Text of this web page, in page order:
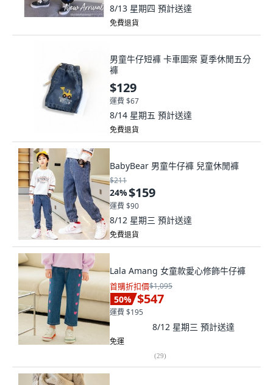
8/13 星期四 預計送達
免費退貨
男童牛仔短褲 卡車圖案 夏季休閒五分
褲
$129
運費 $67
8/14 星期五 預計送達
免費退貨
BabyBear 男童牛仔褲 兒童休閒褲
$211
24%$159
運費 $90
8/12 星期三 預計送達
免費退貨
Lala Amang 女童款愛心修飾牛仔褲
首購折扣價$1,095
50% $547
運費 $195
8/12 星期三 預計送達
免運
(29)